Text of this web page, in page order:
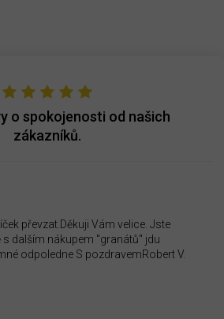
o spokojenosti od našich
zákazníků.
převzat.Děkuji Vám velice. Jste
dalším nákupem "granátů" jdu
odpoledne S pozdravemRobert V.